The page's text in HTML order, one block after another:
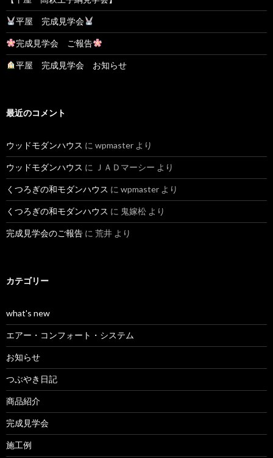
平屋 完成見学会
完成見学会 ご報告
平屋 完成見学会 お知らせ
最近のコメント
ウッドモダンハウス に wpmaster より
ウッドモダンハウス に ＪＡＤマーシー より
くつろぎの和モダンハウス に wpmaster より
くつろぎの和モダンハウス に 鬼嫁松 より
完成見学会のご報告 に 荒井 より
カテゴリー
what's new
エアー・コンフォート・システム
お知らせ
つぶやき日記
商品紹介
完成見学会
施工例